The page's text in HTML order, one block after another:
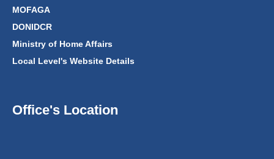
MOFAGA
DONIDCR
Ministry of Home Affairs
Local Level's Website Details
Office's Location